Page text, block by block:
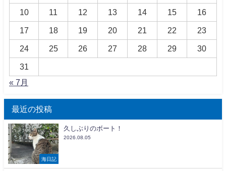
10 11 12 13 14 15 16
17 18 19 20 21 22 23
24 25 26 27 28 29 30
31
« 7月
最近の投稿
海日記
久しぶりのボート！
2026.08.05